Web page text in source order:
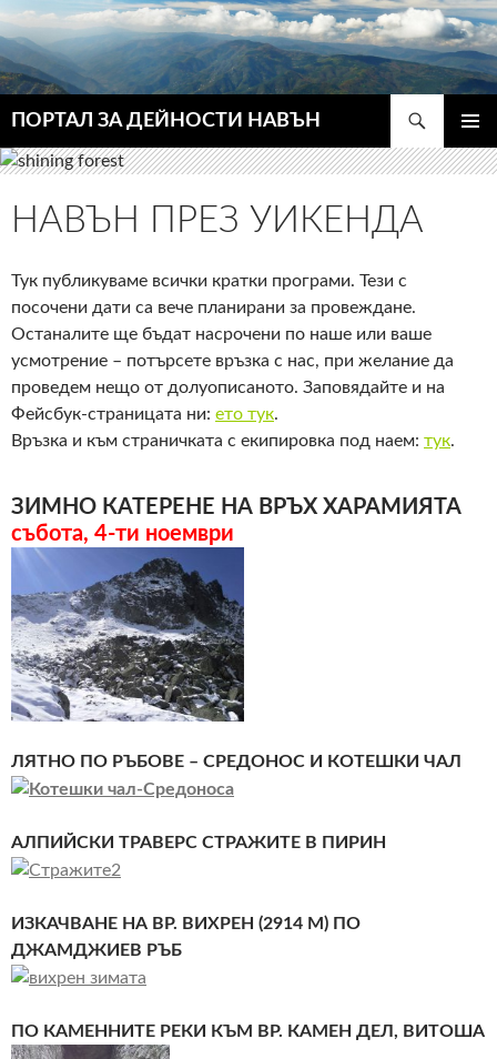
ПОРТАЛ ЗА ДЕЙНОСТИ НАВЪН
МЕНЮ
СЪДЪРЖАНИЕТО
НАВЪН ПРЕЗ УИКЕНДА
Тук публикуваме всички кратки програми. Тези с
посочени дати са вече планирани за провеждане.
Останалите ще бъдат насрочени по наше или ваше
усмотрение – потърсете връзка с нас, при желание да
проведем нещо от долуописаното. Заповядайте и на
Фейсбук-страницата ни: ето тук.
Връзка и към страничката с екипировка под наем: тук.
ЗИМНО КАТЕРЕНЕ НА ВРЪХ ХАРАМИЯТА
събота, 4-ти ноември
ЛЯТНО ПО РЪБОВЕ – СРЕДОНОС И КОТЕШКИ ЧАЛ
АЛПИЙСКИ ТРАВЕРС СТРАЖИТЕ В ПИРИН
ИЗКАЧВАНЕ НА ВР. ВИХРЕН (2914 М) ПО
ДЖАМДЖИЕВ РЪБ
ПО КАМЕННИТЕ РЕКИ КЪМ ВР. КАМЕН ДЕЛ, ВИТОША